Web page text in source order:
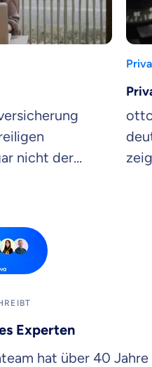
nicht der
Mythen auf.
Experten
hat über 40 Jahre